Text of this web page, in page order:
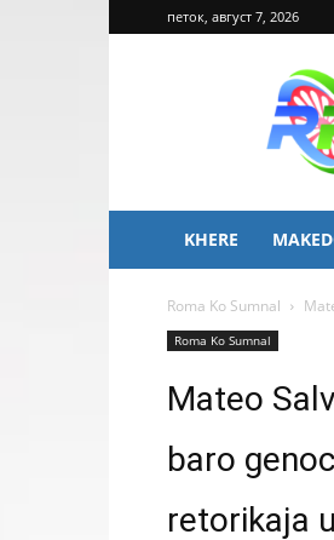
петок, август 7, 2026
PRESS
KHERE
Roma Ko Sumnal
Roma Ko Sumnal
Mateo
baro
retorikaja